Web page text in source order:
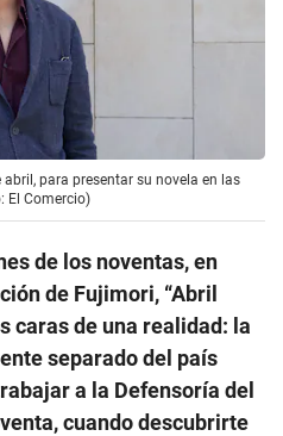
para presentar su novela en las
El Comercio)
de los noventas, en
de Fujimori, “Abril
caras de una realidad: la
separado del país
a la Defensoría del
cuando descubrirte